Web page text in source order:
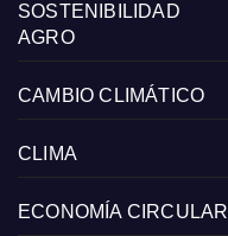
SOSTENIBILIDAD
AGRO
CAMBIO CLIMÁTICO
CLIMA
ECONOMÍA CIRCULAR